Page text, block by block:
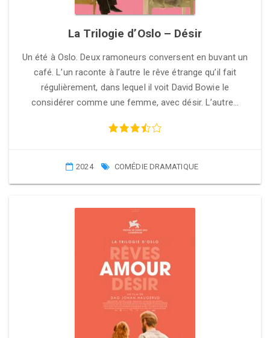
La Trilogie d’Oslo – Désir
Un été à Oslo. Deux ramoneurs conversent en buvant un
café. L’un raconte à l’autre le rêve étrange qu’il fait
régulièrement, dans lequel il voit David Bowie le
considérer comme une femme, avec désir. L’autre…
2024 COMÉDIE DRAMATIQUE